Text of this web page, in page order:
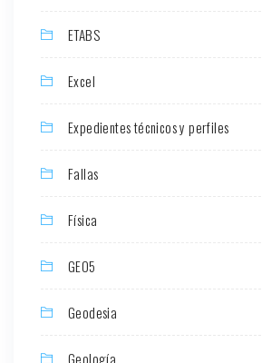
ETABS
Excel
Expedientes técnicos y perfiles
Fallas
Física
GEO5
Geodesia
Geología